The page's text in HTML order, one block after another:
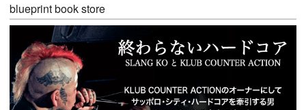
blueprint book store